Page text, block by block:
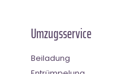
Umzugsservice
Beiladung